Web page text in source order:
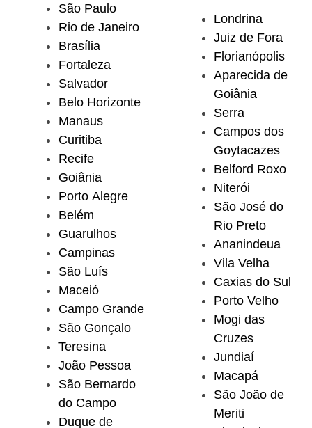
São Paulo
Rio de Janeiro
Brasília
Fortaleza
Salvador
Belo Horizonte
Manaus
Curitiba
Recife
Goiânia
Porto Alegre
Belém
Guarulhos
Campinas
São Luís
Maceió
Campo Grande
São Gonçalo
Teresina
João Pessoa
São Bernardo
do Campo
Duque de
Londrina
Juiz de Fora
Florianópolis
Aparecida de
Goiânia
Serra
Campos dos
Goytacazes
Belford Roxo
Niterói
São José do
Rio Preto
Ananindeua
Vila Velha
Caxias do Sul
Porto Velho
Mogi das
Cruzes
Jundiaí
Macapá
São João de
Meriti